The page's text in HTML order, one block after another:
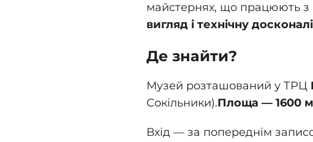
майстернях, що працюють з
вигляд і технічну
Де знайти?
Музей розташований у ТРЦ
Сокільники).Площа — 1600
Вхід — за попереднім